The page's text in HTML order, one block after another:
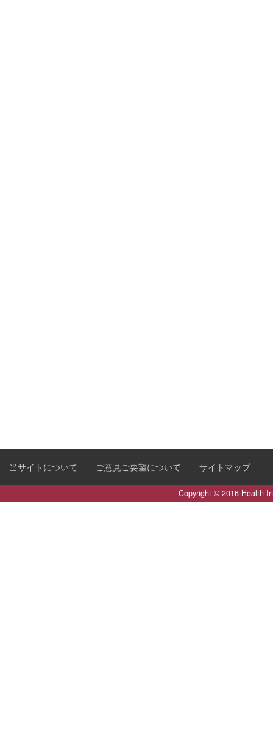
当サイトについて ご意見ご要望について サイトマップ
Copyright © 2016 Health